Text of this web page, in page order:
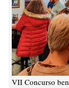
VII Concurso